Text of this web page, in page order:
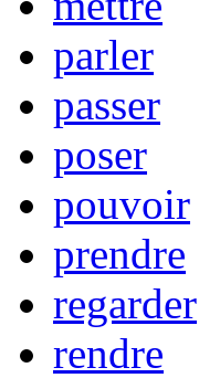
parler
passer
poser
pouvoir
prendre
regarder
rendre